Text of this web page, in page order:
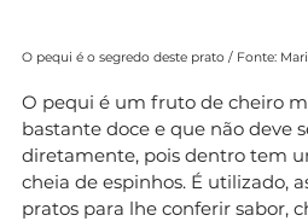
O pequi é o segredo deste prato / Fonte:
O pequi é um fruto de cheiro
bastante doce e que não deve
diretamente, pois dentro tem
cheia de espinhos. É utilizado,
pratos para lhe conferir sabor,